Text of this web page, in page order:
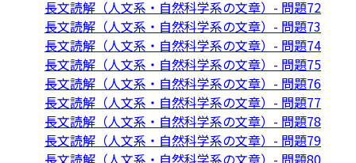
長文読解（人文系・自然科学系の文章）- 問題72
長文読解（人文系・自然科学系の文章）- 問題73
長文読解（人文系・自然科学系の文章）- 問題74
長文読解（人文系・自然科学系の文章）- 問題75
長文読解（人文系・自然科学系の文章）- 問題76
長文読解（人文系・自然科学系の文章）- 問題77
長文読解（人文系・自然科学系の文章）- 問題78
長文読解（人文系・自然科学系の文章）- 問題79